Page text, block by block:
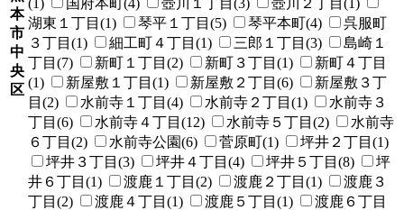
本
市
中
央
区
(1)
国府本町(4) 壺川１丁目(3)
壺川２丁目(1)
湖東１丁目(1)
琴平１丁目(5) 琴平本町(4)
呉服町
３丁目(1)
細工町４丁目(1) 三郎１丁目(3)
島崎１
丁目(7)
新町１丁目(2) 新町３丁目(1)
新町４丁目
(1)
新屋敷１丁目(1) 新屋敷２丁目(6)
新屋敷３丁
目(2)
水前寺１丁目(4) 水前寺２丁目(1)
水前寺３
丁目(6)
水前寺４丁目(12) 水前寺５丁目(2)
水前寺
６丁目(2)
水前寺公園(6) 菅原町(1)
坪井２丁目(1)
坪井３丁目(3)
坪井４丁目(4) 坪井５丁目(8)
坪
井６丁目(1)
渡鹿１丁目(2) 渡鹿２丁目(1)
渡鹿３
丁目(2)
渡鹿４丁目(1) 渡鹿５丁目(1)
渡鹿６丁目